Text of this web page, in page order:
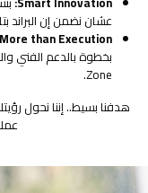
عشان نضمن إن البراند
More than Execution:
Zone.
هدفنا بسيط.. إننا نحول